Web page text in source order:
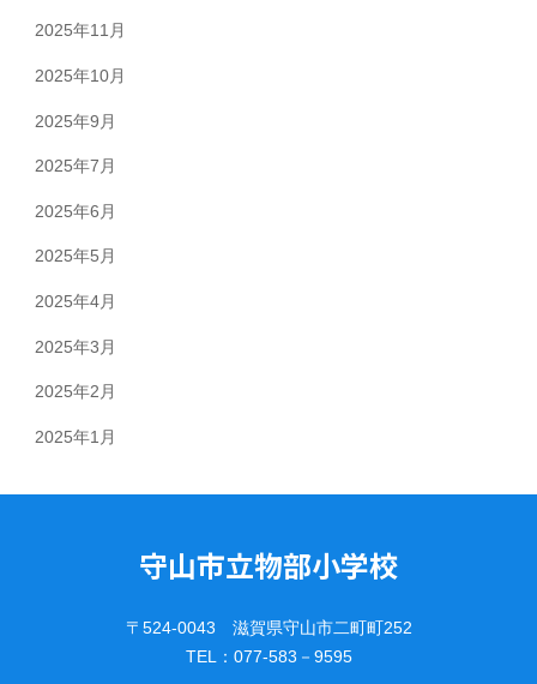
2025年11月
2025年10月
2025年9月
2025年7月
2025年6月
2025年5月
2025年4月
2025年3月
2025年2月
2025年1月
守山市立物部小学校
〒524-0043 滋賀県守山市二町町252
TEL：077-583－9595